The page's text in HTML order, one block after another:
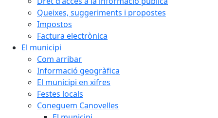
Queixes, suggeriments i propostes
Impostos
Factura electrònica
El municipi
Com arribar
Informació geogràfica
El municipi en xifres
Festes locals
Coneguem Canovelles